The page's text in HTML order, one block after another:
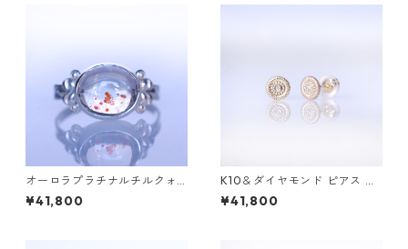
オーロラプラチナルチルクォ
ーツSilverリング LINDEN(リ
ンデン）[L001]
¥41,800
K10＆ダイヤモンド ピアス DA
HMA(ダーマ)
¥41,800